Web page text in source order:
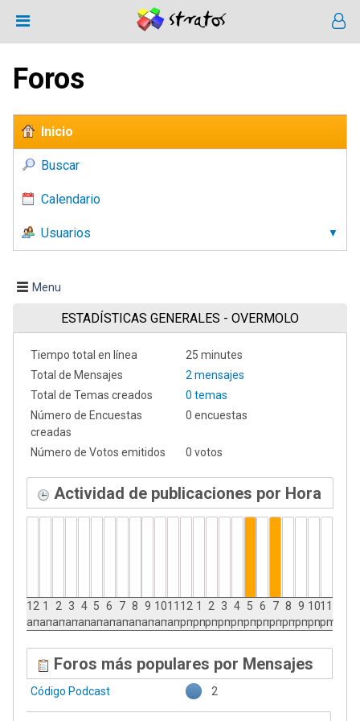
Foros
Inicio
Buscar
Calendario
Usuarios
Menu
ESTADÍSTICAS GENERALES - OVERMOLO
Tiempo total en línea
25 minutes
Total de Mensajes
2 mensajes
Total de Temas creados
0 temas
Número de Encuestas
creadas
0 encuestas
Número de Votos emitidos 0 votos
Actividad de publicaciones por Hora
12
am
1
am
2
am
3
am
4
am
5
am
6
am
7
am
8
am
9
am
10
am
11
am
12
pm
1
pm
2
pm
3
pm
4
pm
5
pm
6
pm
7
pm
8
pm
9
pm
10
pm
11
pm
Foros más populares por Mensajes
Código Podcast 2